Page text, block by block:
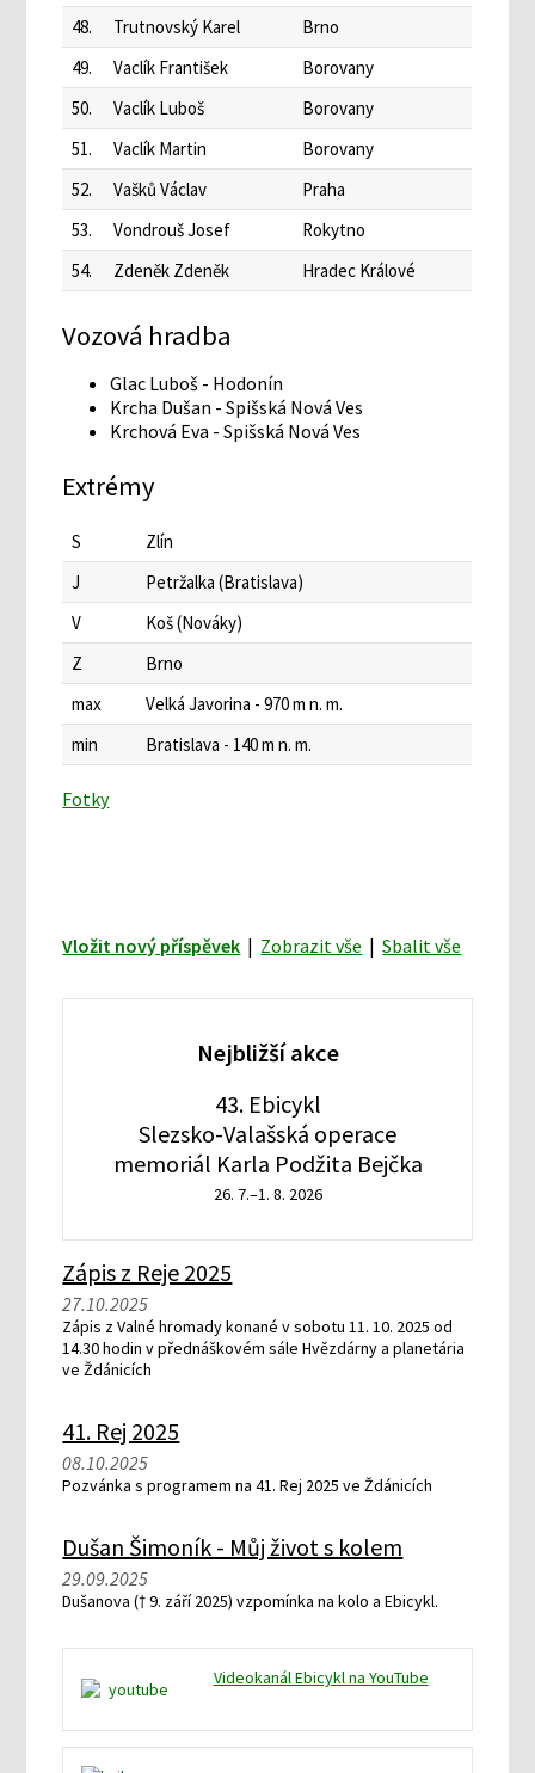
48.
Trutnovský Karel
Brno
49.
Vaclík František
Borovany
50.
Vaclík Luboš
Borovany
51.
Vaclík Martin
Borovany
52.
Vašků Václav
Praha
53.
Vondrouš Josef
Rokytno
54.
Zdeněk Zdeněk Hradec Králové
Vozová hradba
Glac Luboš - Hodonín
Krcha Dušan - Spišská Nová Ves
Krchová Eva - Spišská Nová Ves
Extrémy
S
Zlín
J
Petržalka (Bratislava)
V
Koš (Nováky)
Z
Brno
max
Velká Javorina - 970 m n. m.
min
Bratislava - 140 m n. m.
Fotky
Vložit nový příspěvek | Zobrazit vše |Sbalit vše
Nejbližší akce
43. Ebicykl
Slezsko-Valašská operace
memoriál Karla Podžita Bejčka
26. 7.–1. 8. 2026
Zápis z Reje 2025
27.10.2025
Zápis z Valné hromady konané v sobotu 11. 10. 2025 od
14.30 hodin v přednáškovém sále Hvězdárny a planetária
ve Ždánicích
41. Rej 2025
08.10.2025
Pozvánka s programem na 41. Rej 2025 ve Ždánicích
Dušan Šimoník - Můj život s kolem
29.09.2025
Dušanova († 9. září 2025) vzpomínka na kolo a Ebicykl.
Videokanál Ebicykl na YouTube